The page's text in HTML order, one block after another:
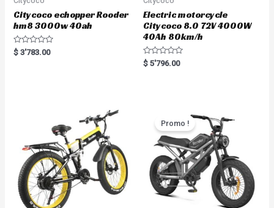
Citycoco echopper Rooder
hm8 3000w 40ah
R
a
$ 3'783.00
Electric motorcycle
Citycoco 8.0 72V 4000W
40Ah 80km/h
R
a
$ 5'796.00
Promo !